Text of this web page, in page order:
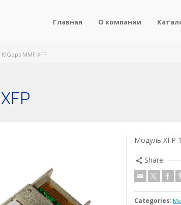
Главная О компании
MMF XFP
Модуль XFP
Share
Categories: